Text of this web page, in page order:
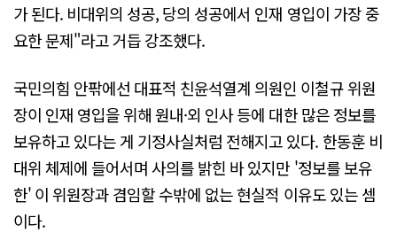
가 된다. 비대위의 성공, 당의 성공에서 인재 영입이 가장 중
요한 문제"라고 거듭 강조했다.
국민의힘 안팎에선 대표적 친윤석열계 의원인 이철규 위원
장이 인재 영입을 위해 원내·외 인사 등에 대한 많은 정보를
보유하고 있다는 게 기정사실처럼 전해지고 있다. 한동훈 비
대위 체제에 들어서며 사의를 밝힌 바 있지만 '정보를 보유
한' 이 위원장과 겸임할 수밖에 없는 현실적 이유도 있는 셈
이다.